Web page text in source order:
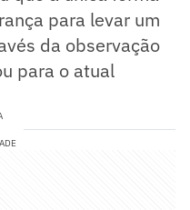
para levar um
da observação
para o atual